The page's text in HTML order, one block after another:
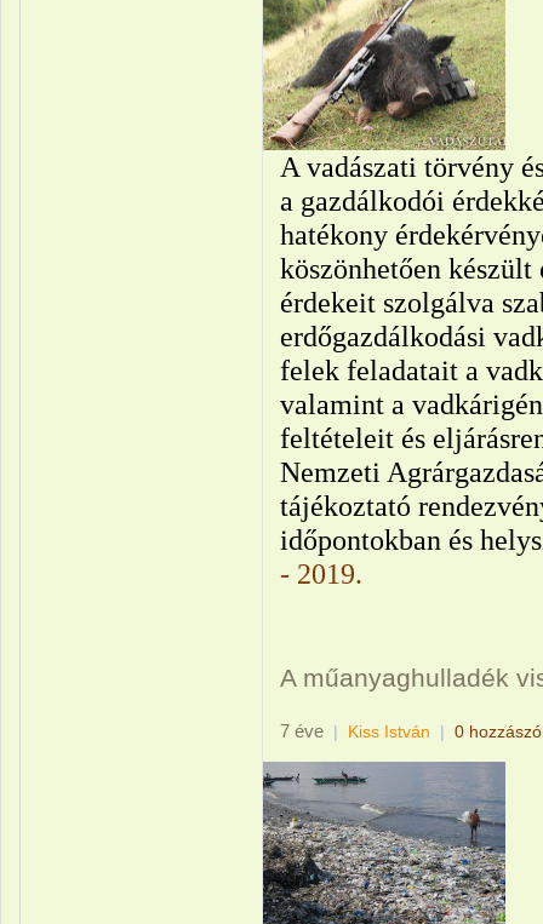
A vadászati törvény
a gazdálkodói
hatékony
köszönhetően
érdekeit szolgálva
erdőgazdálkodási
felek feladatait a
valamint a
feltételeit és
Nemzeti
tájékoztató
időpontokban és
- 2019.
A műanyaghulladék
7 éve | Kiss István | 0